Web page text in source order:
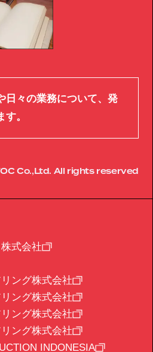
日々の業務について、発
。
Co.,Ltd. All rights reserved
式会社
ング株式会社
ング株式会社
ング株式会社
ング株式会社
INDONESIA